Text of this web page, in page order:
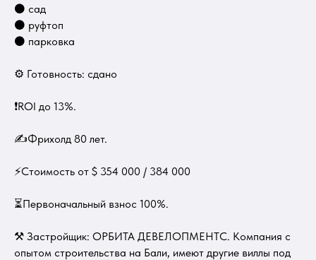
⚫ сад
⚫ руфтоп
⚫ парковка
⚙ Готовность: сдано
❗️ROI до 13%.
✍Фрихолд 80 лет.
⚡Стоимость от $ 354 000 / 384 000
⏳Первоначальный взнос 100%.
⚒ Застройщик: ОРБИТА ДЕВЕЛОПМЕНТС. Компания с
опытом строительства на Бали, имеют другие виллы под